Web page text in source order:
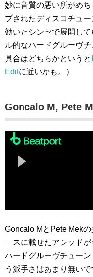
妙に音質の悪い所がめ
プされたディスコチュ
効いたシンセで展開し
ル的なハードグルーヴ
具合はどちらかというと
Editに近いかも。）
Goncalo M, Pete
Goncalo MとPete Mek
ースに載せたアシッド
ハードグルーヴチュー
う派手さはあまり無い